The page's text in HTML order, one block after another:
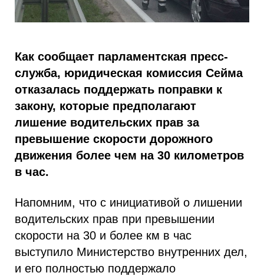
Как сообщает парламентская пресс-
служба, юридическая комиссия Сейма
отказалась поддержать поправки к
закону, которые предполагают
лишение водительских прав за
превышение скорости дорожного
движения более чем на 30 километров
в час.
Напомним, что с инициативой о лишении
водительских прав при превышении
скорости на 30 и более км в час
выступило Министерство внутренних дел,
и его полностью поддержало